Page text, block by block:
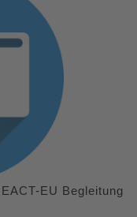
EU Begleitung